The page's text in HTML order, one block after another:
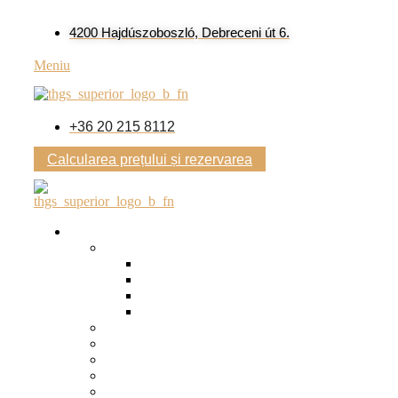
4200 Hajdúszoboszló, Debreceni út 6.
Meniu
+36 20 215 8112
Calcularea prețului și rezervarea